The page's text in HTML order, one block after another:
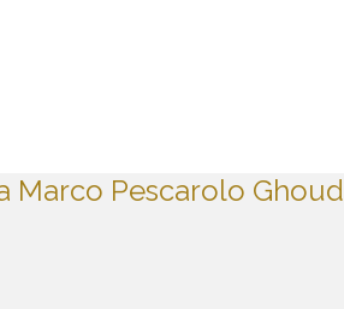
Marco Pescarolo Ghoud